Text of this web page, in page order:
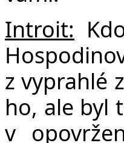
Introit:
z vyprahlé
ho, ale byl
v